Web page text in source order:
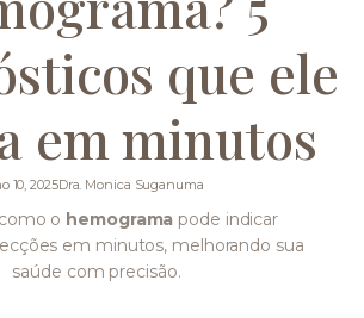
que ele
em minutos
10, 2025Dra. Monica Suganuma
o hemograma pode indicar
em minutos, melhorando sua
saúde com precisão.